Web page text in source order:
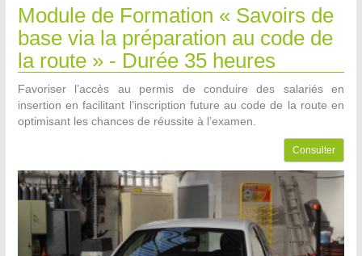
Module de Formation « Savoirs de
base via la préparation au code de
la route » - Durée 35 heures
Favoriser l’accès au permis de conduire des salariés en
insertion en facilitant l’inscription future au code de la route en
optimisant les chances de réussite à l’examen.
Consulter